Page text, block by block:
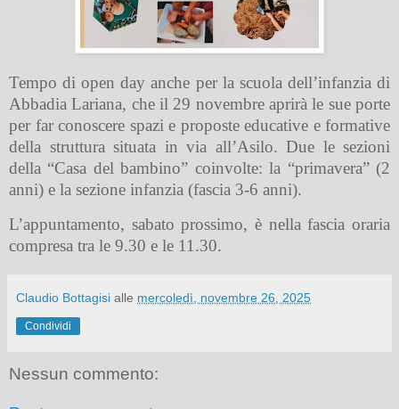
Tempo di open day anche per la scuola dell’infanzia di
Abbadia Lariana, che il 29 novembre aprirà le sue porte
per far conoscere spazi e proposte educative e formative
della struttura situata in via all’Asilo. Due le sezioni
della “Casa del bambino” coinvolte: la “primavera” (2
anni) e la sezione infanzia (fascia 3-6 anni).
L’appuntamento, sabato prossimo, è nella fascia oraria
compresa tra le 9.30 e le 11.30.
Claudio Bottagisi alle mercoledì, novembre 26, 2025
Condividi
Nessun commento: